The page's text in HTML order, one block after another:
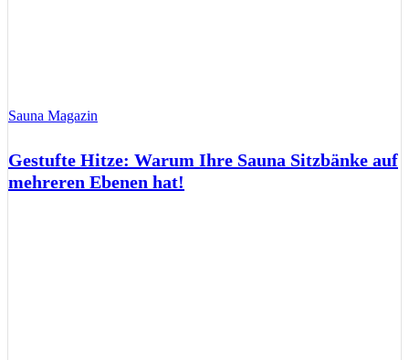
Sauna Magazin
Gestufte Hitze: Warum Ihre Sauna Sitzbänke auf
mehreren Ebenen hat!